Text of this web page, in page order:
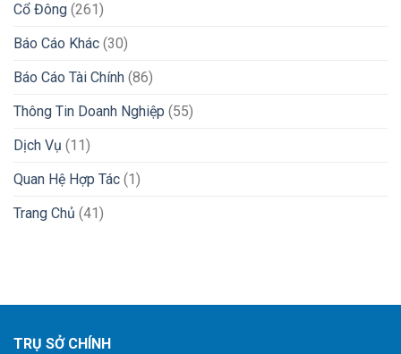
Cổ Đông (261)
Báo Cáo Khác (30)
Báo Cáo Tài Chính (86)
Thông Tin Doanh Nghiệp (55)
Dịch Vụ (11)
Quan Hệ Hợp Tác (1)
Trang Chủ (41)
TRỤ SỞ CHÍNH